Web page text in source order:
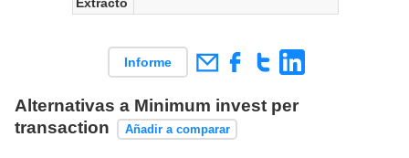
Informe
Alternativas a Minimum invest per
transaction
Añadir a comparar